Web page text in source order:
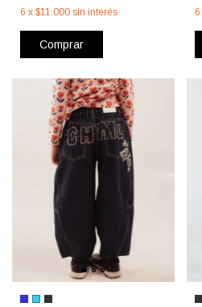
6 x $11.000 sin interés
Comprar
6